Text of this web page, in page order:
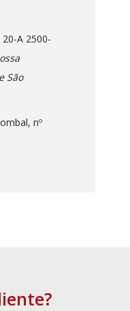
A 2500-
São
nº